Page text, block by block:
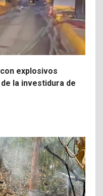
explosivos
la investidura de